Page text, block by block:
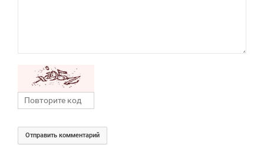
Отправить комментарий